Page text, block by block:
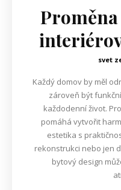
svet
Každý domov by měl
zároveň být
každodenní život.
pomáhá vytvořit
estetika s
rekonstrukci nebo jen
bytový design